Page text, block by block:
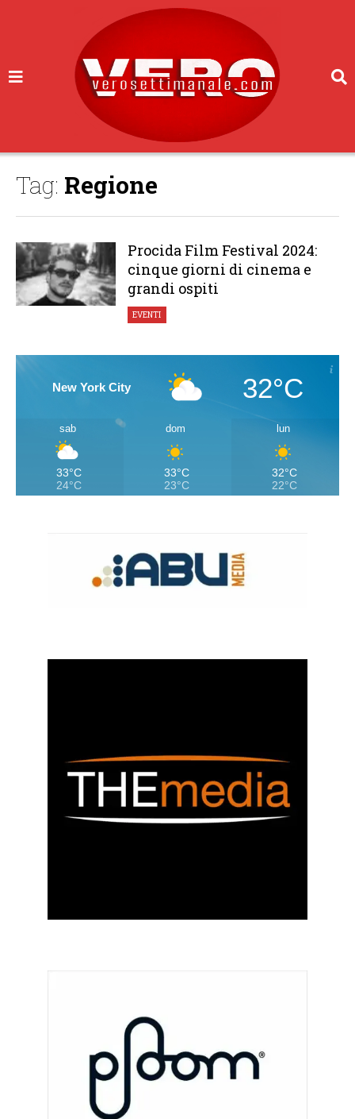
Tag: Regione
Procida Film Festival 2024:
cinque giorni di cinema e
grandi ospiti
EVENTI
New York City 32°C
sab
33°C
24°C
dom
33°C
23°C
lun
32°C
22°C